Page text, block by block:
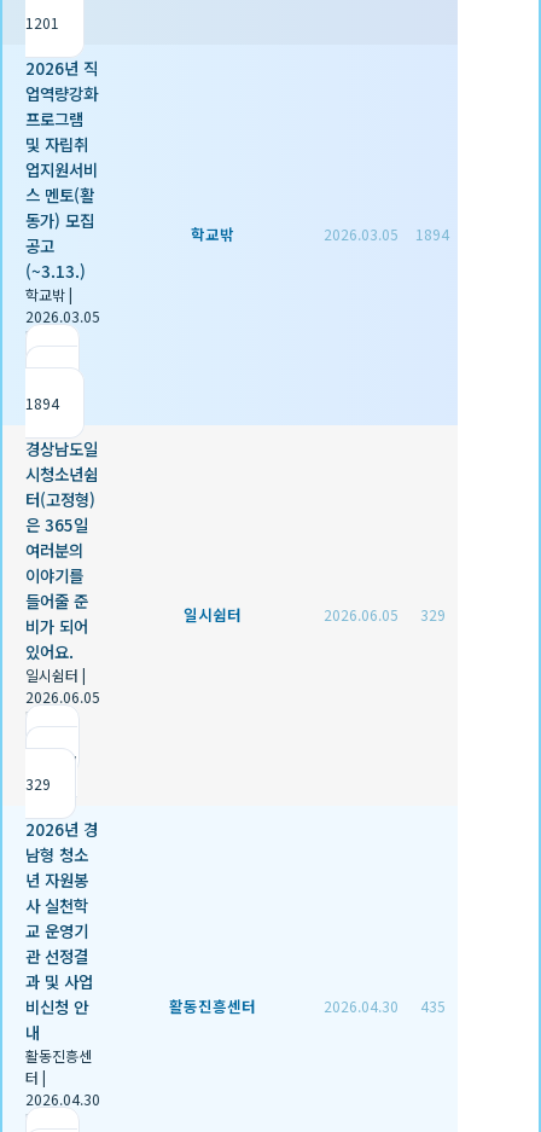
1201
2026년 직
업역량강화
프로그램
및 자립취
업지원서비
스 멘토(활
동가) 모집
공고
(~3.13.)
학교밖|
2026.03.05
|
1894
학교밖 2026.03.05 1894
경상남도일
시청소년쉼
터(고정형)
은 365일
여러분의
이야기를
들어줄 준
비가 되어
있어요.
일시쉼터 |
2026.06.05
|
조회
329
일시쉼터 2026.06.05 329
2026년 경
남형 청소
년 자원봉
사 실천학
교 운영기
관 선정결
과 및 사업
비신청 안
내
활동진흥센
터 |
2026.04.30
|
활동진흥센터 2026.04.30 435